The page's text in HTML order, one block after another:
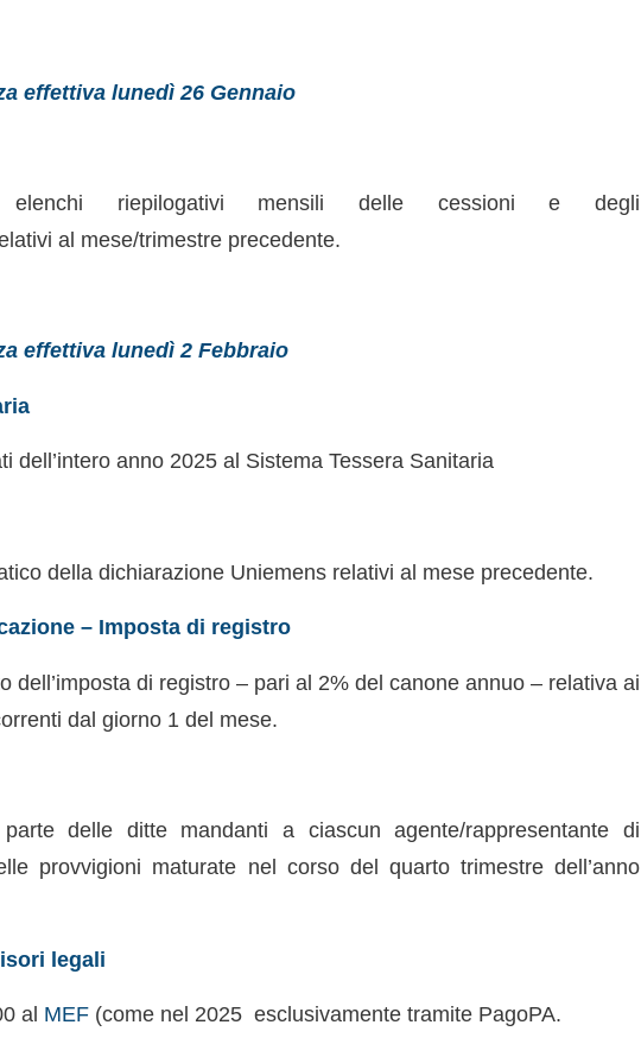
effettiva lunedì 26 Gennaio
elenchi riepilogativi mensili delle cessioni e degli
al mese/trimestre precedente.
effettiva lunedì 2 Febbraio
dell’intero anno 2025 al Sistema Tessera Sanitaria
della dichiarazione Uniemens relativi al mese precedente.
– Imposta di registro
dell’imposta di registro – pari al 2% del canone annuo – relativa ai
dal giorno 1 del mese.
delle ditte mandanti a ciascun agente/rappresentante di
provvigioni maturate nel corso del quarto trimestre dell’anno
legali
al MEF(come nel 2025 esclusivamente tramite PagoPA.